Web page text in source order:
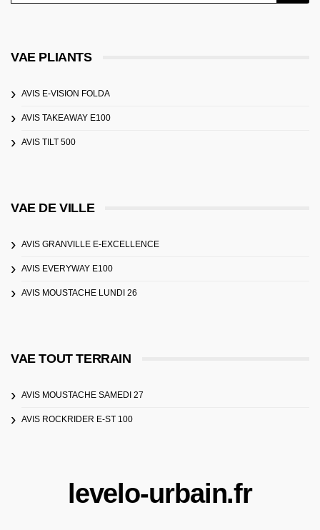
VAE PLIANTS
AVIS E-VISION FOLDA
AVIS TAKEAWAY E100
AVIS TILT 500
VAE DE VILLE
AVIS GRANVILLE E-EXCELLENCE
AVIS EVERYWAY E100
AVIS MOUSTACHE LUNDI 26
VAE TOUT TERRAIN
AVIS MOUSTACHE SAMEDI 27
AVIS ROCKRIDER E-ST 100
levelo-urbain.fr